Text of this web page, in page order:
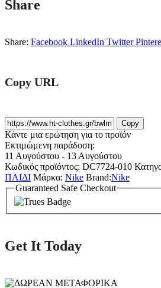
Share
Share: Facebook LinkedIn Twitter
Copy URL
Copy
Κάντε μια ερώτηση για το προϊόν
Εκτιμώμενη παράδοση:
11 Αυγούστου - 13 Αυγούστου
Κωδικός προϊόντος: DC7724-010
ΠΑΙΔΙ Μάρκα: Nike Brand:Nike
Guaranteed Safe Checkout
Get It Today